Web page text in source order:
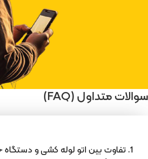
سوالات متداول (FAQ)
1. تفاوت بین اتو لوله کشی و